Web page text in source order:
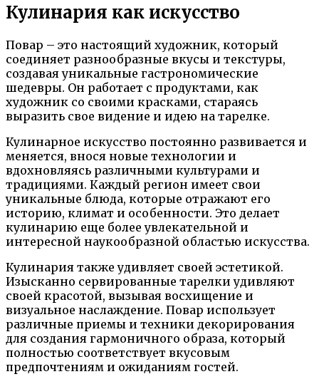
Кулинария как искусство
Повар – это настоящий художник, который
соединяет разнообразные вкусы и текстуры,
создавая уникальные гастрономические
шедевры. Он работает с продуктами, как
художник со своими красками, стараясь
выразить свое видение и идею на тарелке.
Кулинарное искусство постоянно развивается и
меняется, внося новые технологии и
вдохновляясь различными культурами и
традициями. Каждый регион имеет свои
уникальные блюда, которые отражают его
историю, климат и особенности. Это делает
кулинарию еще более увлекательной и
интересной наукообразной областью искусства.
Кулинария также удивляет своей эстетикой.
Изысканно сервированные тарелки удивляют
своей красотой, вызывая восхищение и
визуальное наслаждение. Повар использует
различные приемы и техники декорирования
для создания гармоничного образа, который
полностью соответствует вкусовым
предпочтениям и ожиданиям гостей.